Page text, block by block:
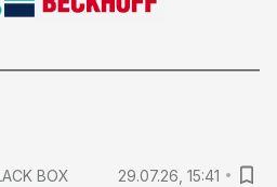
BOX 29.07.26, 15:41